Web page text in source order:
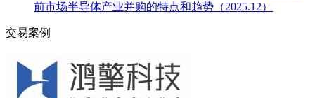
前市场半导体产业并购的特点和趋势（2025.12）
交易案例